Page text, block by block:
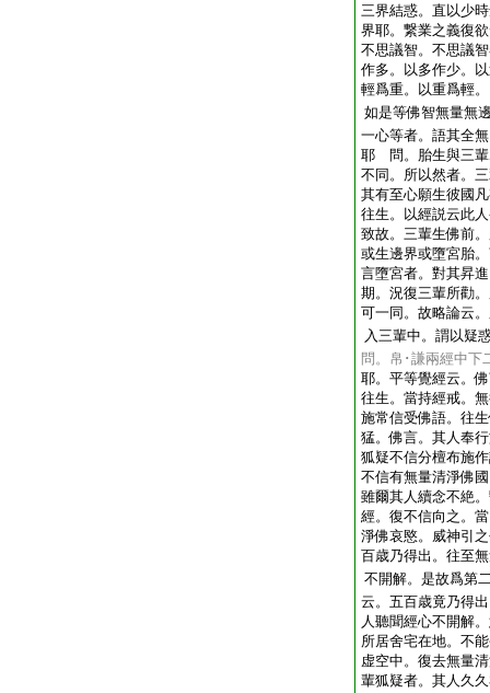
三界結惑。直以少
界耶。繋業之義復
不思議智。不思議
作多。以多作少。
輕爲重。以重爲輕
如是等佛智無量無
一心等者。語其全
耶 問。胎生與三
不同。所以然者。
其有至心願生彼國
往生。以經説云此
致故。三輩生佛前
或生邊界或墮宮胎
言墮宮者。對其昇
期。況復三輩所勸
可一同。故略論云
入三輩中。謂以疑
問。帛･謙兩經中下
耶。平等覺經云。
往生。當持經戒。
施常信受佛語。往
猛。佛言。其人奉
狐疑不信分檀布施
不信有無量清淨佛
雖爾其人續念不絶
經。復不信向之。
淨佛哀愍。威神引
百歳乃得出。往至
不開解。是故爲第
云。五百歳竟乃得
人聽聞經心不開解
所居舍宅在地。不
虚空中。復去無量
輩狐疑者。其人久